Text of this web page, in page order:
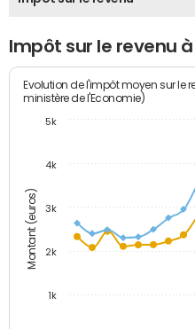
Impôt sur le revenu
Montant (euros)
Evolution de l'impôt moyen sur le
ministère de l'Economie)
1k
2k
3k
4k
5k